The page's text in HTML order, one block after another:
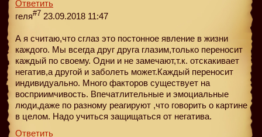
Ответить
геля#7 23.09.2018 11:47
А я считаю,что сглаз это постонное явление в жизни
каждого. Мы всегда друг друга глазим,только переносит
каждый по своему. Одни и не замечают,т.к. отскакивает
негатив,а другой и заболеть может.Каждый переносит
индивидуально. Много факторов существует на
восприимчивость. Впечатлительные и эмоциальные
люди,даже по разному реагируют ,что говорить о картине
в целом. Надо учиться защищаться от негатива.
Ответить